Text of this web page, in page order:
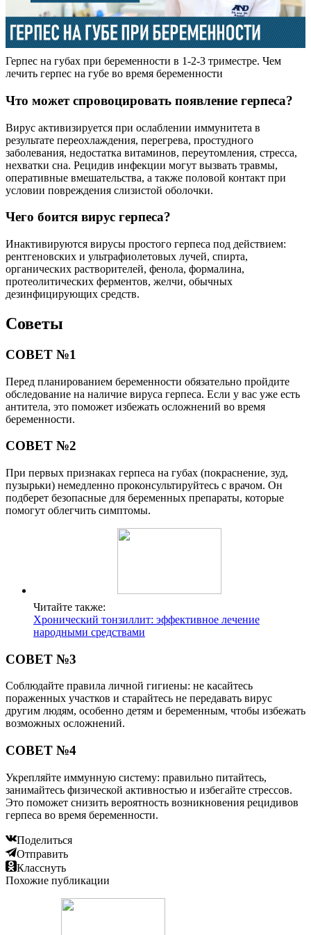
Герпес на губах при беременности в 1-2-3 триместре. Чем
лечить герпес на губе во время беременности
Что может спровоцировать появление герпеса?
Вирус активизируется при ослаблении иммунитета в
результате переохлаждения, перегрева, простудного
заболевания, недостатка витаминов, переутомления, стресса,
нехватки сна. Рецидив инфекции могут вызвать травмы,
оперативные вмешательства, а также половой контакт при
условии повреждения слизистой оболочки.
Чего боится вирус герпеса?
Инактивируются вирусы простого герпеса под действием:
рентгеновских и ультрафиолетовых лучей, спирта,
органических растворителей, фенола, формалина,
протеолитических ферментов, желчи, обычных
дезинфицирующих средств.
Советы
СОВЕТ №1
Перед планированием беременности обязательно пройдите
обследование на наличие вируса герпеса. Если у вас уже есть
антитела, это поможет избежать осложнений во время
беременности.
СОВЕТ №2
При первых признаках герпеса на губах (покраснение, зуд,
пузырьки) немедленно проконсультируйтесь с врачом. Он
подберет безопасные для беременных препараты, которые
помогут облегчить симптомы.
Читайте также:
Хронический тонзиллит: эффективное лечение
народными средствами
СОВЕТ №3
Соблюдайте правила личной гигиены: не касайтесь
пораженных участков и старайтесь не передавать вирус
другим людям, особенно детям и беременным, чтобы избежать
возможных осложнений.
СОВЕТ №4
Укрепляйте иммунную систему: правильно питайтесь,
занимайтесь физической активностью и избегайте стрессов.
Это поможет снизить вероятность возникновения рецидивов
герпеса во время беременности.
Поделиться
Отправить
Класснуть
Похожие публикации